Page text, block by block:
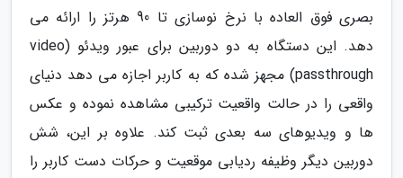
بصری فوق العاده با نرخ نوسازی تا 90 هرتز را ارائه می
دهد. این دستگاه به دو دوربین برای عبور ویدئو (video
passthrough) مجهز شده که به کاربر اجازه می دهد دنیای
واقعی را در حالت واقعیت ترکیبی مشاهده نموده و عکس
ها و ویدیوهای سه بعدی ثبت کند. علاوه بر این، شش
دوربین دیگر وظیفه ردیابی موقعیت و حرکات دست کاربر را